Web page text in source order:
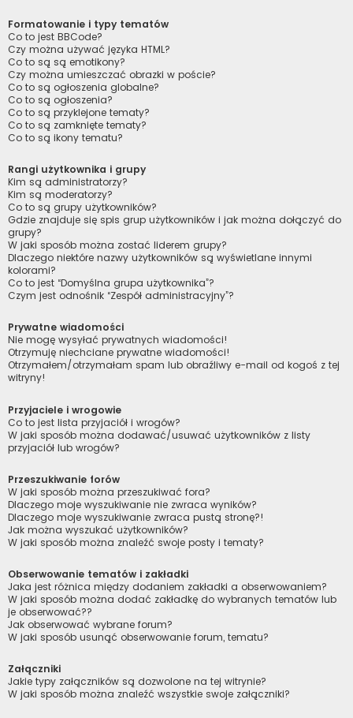
Formatowanie i typy tematów
Co to jest BBCode?
Czy można używać języka HTML?
Co to są są emotikony?
Czy można umieszczać obrazki w poście?
Co to są ogłoszenia globalne?
Co to są ogłoszenia?
Co to są przyklejone tematy?
Co to są zamknięte tematy?
Co to są ikony tematu?
Rangi użytkownika i grupy
Kim są administratorzy?
Kim są moderatorzy?
Co to są grupy użytkowników?
Gdzie znajduje się spis grup użytkowników i jak można dołączyć do
grupy?
W jaki sposób można zostać liderem grupy?
Dlaczego niektóre nazwy użytkowników są wyświetlane innymi
kolorami?
Co to jest “Domyślna grupa użytkownika”?
Czym jest odnośnik “Zespół administracyjny”?
Prywatne wiadomości
Nie mogę wysyłać prywatnych wiadomości!
Otrzymuję niechciane prywatne wiadomości!
Otrzymałem/otrzymałam spam lub obraźliwy e-mail od kogoś z tej
witryny!
Przyjaciele i wrogowie
Co to jest lista przyjaciół i wrogów?
W jaki sposób można dodawać/usuwać użytkowników z listy
przyjaciół lub wrogów?
Przeszukiwanie forów
W jaki sposób można przeszukiwać fora?
Dlaczego moje wyszukiwanie nie zwraca wyników?
Dlaczego moje wyszukiwanie zwraca pustą stronę?!
Jak można wyszukać użytkowników?
W jaki sposób można znaleźć swoje posty i tematy?
Obserwowanie tematów i zakładki
Jaka jest różnica między dodaniem zakładki a obserwowaniem?
W jaki sposób można dodać zakładkę do wybranych tematów lub
je obserwować??
Jak obserwować wybrane forum?
W jaki sposób usunąć obserwowanie forum, tematu?
Załączniki
Jakie typy załączników są dozwolone na tej witrynie?
W jaki sposób można znaleźć wszystkie swoje załączniki?